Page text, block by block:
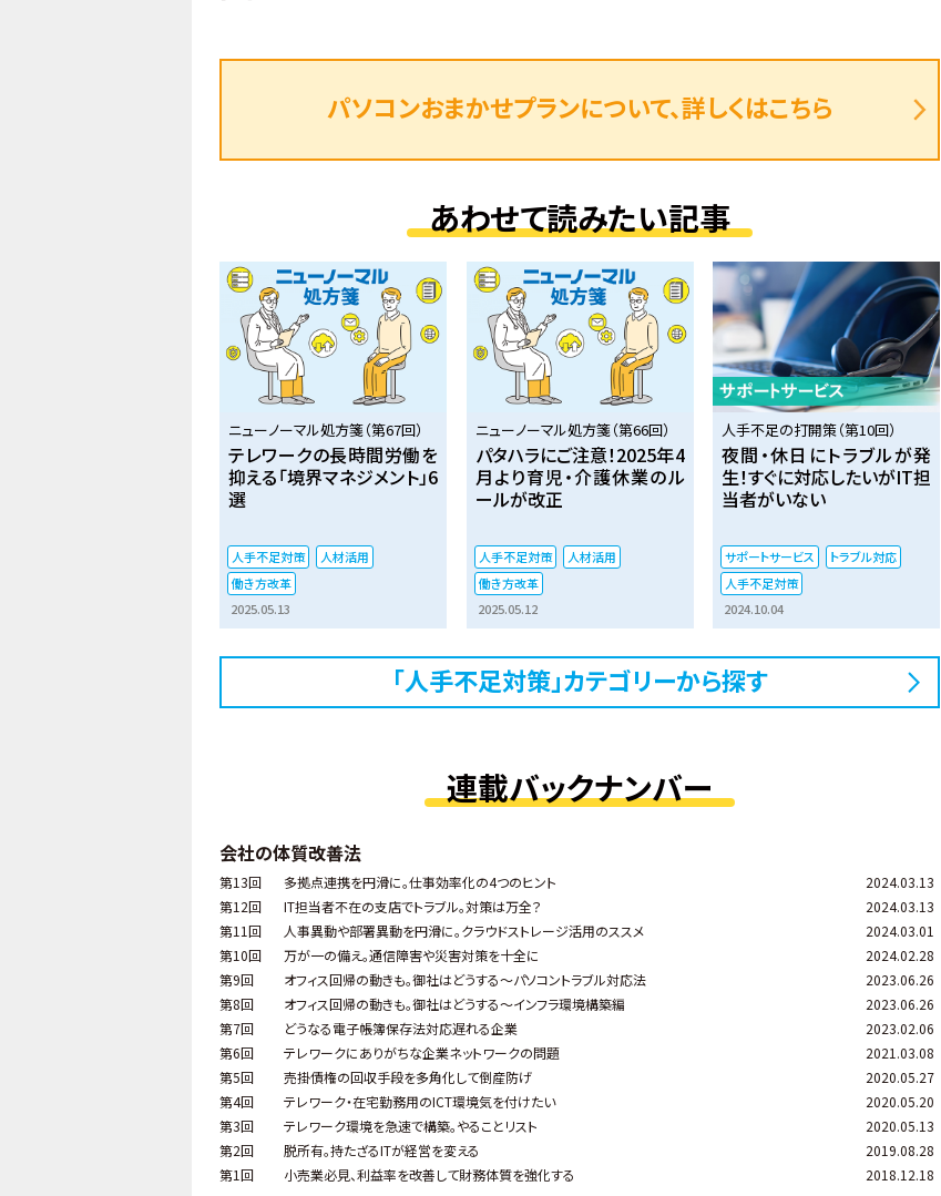
パソコンおまかせプランについて、詳しくはこちら
あわせて読みたい記事
ニューノーマル処方箋（第67回）
テレワークの長時間労働を
抑える「境界マネジメント」6
選
人手不足対策
人材活用
働き方改革
2025.05.13
ニューノーマル処方箋（第66回）
パタハラにご注意！2025年4
月より育児・介護休業のル
ールが改正
人手不足対策
人材活用
働き方改革
2025.05.12
人手不足の打開策（第10回）
夜間・休日にトラブルが発
生！すぐに対応したいがIT担
当者がいない
サポートサービス
トラブル対応
人手不足対策
2024.10.04
「人手不足対策」カテゴリーから探す
連載バックナンバー
会社の体質改善法
第13回 多拠点連携を円滑に。仕事効率化の4つのヒント
2024.03.13
第12回
IT担当者不在の支店でトラブル。対策は万全？
2024.03.13
第11回
人事異動や部署異動を円滑に。クラウドストレージ活用のススメ
2024.03.01
第10回
万が一の備え。通信障害や災害対策を十全に
2024.02.28
第9回
オフィス回帰の動きも。御社はどうする～パソコントラブル対応法
2023.06.26
第8回
オフィス回帰の動きも。御社はどうする～インフラ環境構築編
2023.06.26
第7回
どうなる電子帳簿保存法対応遅れる企業
2023.02.06
第6回
テレワークにありがちな企業ネットワークの問題
2021.03.08
第5回
売掛債権の回収手段を多角化して倒産防げ
2020.05.27
第4回
テレワーク・在宅勤務用のICT環境気を付けたい
2020.05.20
第3回
テレワーク環境を急速で構築。やることリスト
2020.05.13
第2回
脱所有。持たざるITが経営を変える
2019.08.28
第1回
小売業必見、利益率を改善して財務体質を強化する 2018.12.18